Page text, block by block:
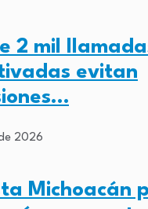
2 mil
evitan
2026
Michoacán